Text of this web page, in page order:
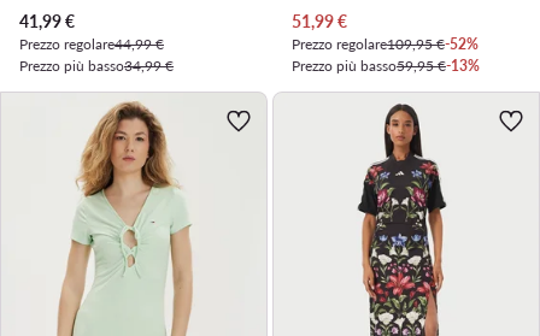
Prezzo attuale
41,99€
Prezzo regolare44,99 €
Prezzo più basso34,99 €
Prezzo attuale
51,99€
Prezzo regolare109,95 €-52%
Prezzo più basso59,95 €-13%